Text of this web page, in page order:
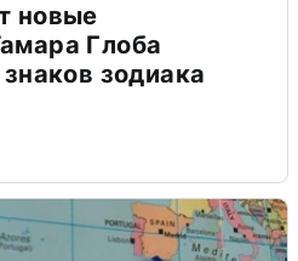
новые
Глоба
зодиака